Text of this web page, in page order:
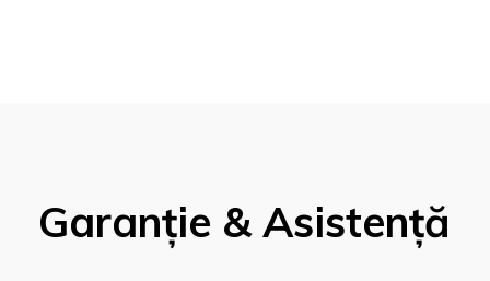
Garanție & Asistență